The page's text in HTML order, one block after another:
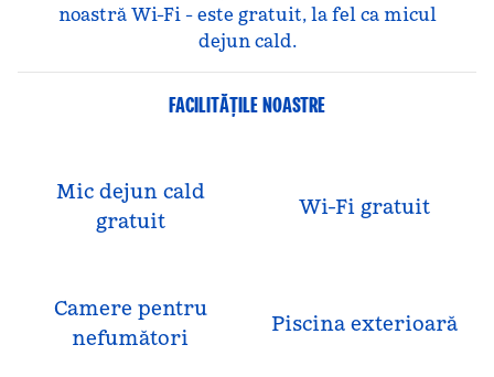
noastră Wi-Fi - este gratuit, la fel ca micul
dejun cald.
FACILITĂŢILE NOASTRE
Mic dejun cald
gratuit
Wi-Fi gratuit
Camere pentru
nefumători
Piscina exterioară